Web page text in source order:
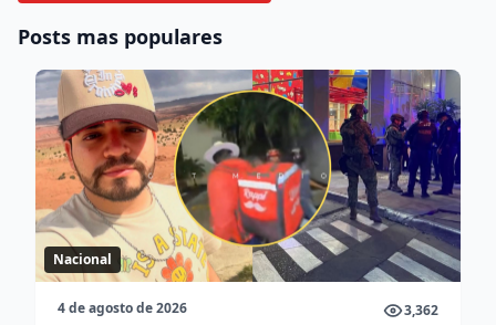
Posts mas populares
Nacional
4 de agosto de 2026 3,362